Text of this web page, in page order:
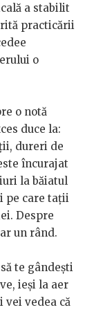
a stabilit
practicării
o
o notă
duce la:
dureri de
încurajat
la băiatul
pe care tații
Despre
un rând.
te gândești
ieși la aer
vei vedea că